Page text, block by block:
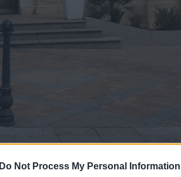
Do Not Process My Personal Information